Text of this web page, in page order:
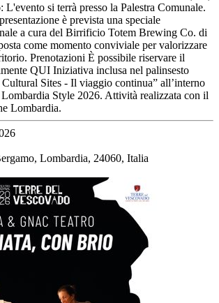
L'evento si terrà presso la Palestra Comunale.
è prevista una speciale
a cura del Birrificio Totem Brewing Co. di
come momento conviviale per valorizzare
Prenotazioni È possibile riservare il
QUI Iniziativa inclusa nel palinsesto
Sites - Il viaggio continua” all’interno
Style 2026. Attività realizzata con il
Lombardia.
Lombardia, 24060, Italia